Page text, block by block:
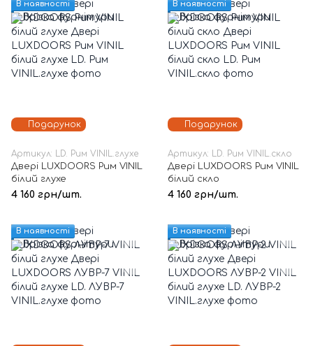
Подарунок
В наявності
Артикул: LD. Рим VINIL.глухе
Двері LUXDOORS Рим VINIL
білий глухе
4 160 грн/шт.
Подарунок
В наявності
Артикул: LD. Рим VINIL.скло
Двері LUXDOORS Рим VINIL
білий скло
4 160 грн/шт.
В наявності В наявності